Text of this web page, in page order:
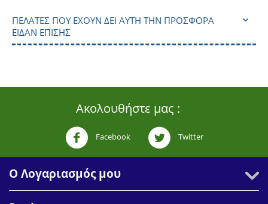
ΠΕΛΆΤΕΣ ΠΟΥ ΈΧΟΥΝ ΔΕΙ ΑΥΤΉ ΤΗΝ ΠΡΟΣΦΟΡΆ
ΕΊΔΑΝ ΕΠΊΣΗΣ
Ακολουθήστε μας :
Facebook Twitter
Ο Λογαριασμός μου